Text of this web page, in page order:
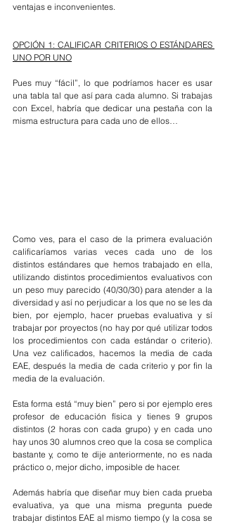
ventajas e inconvenientes.
OPCIÓN 1: CALIFICAR CRITERIOS O ESTÁNDARES
UNO POR UNO
Pues muy “fácil”, lo que podríamos hacer es usar
una tabla tal que así para cada alumno. Si trabajas
con Excel, habría que dedicar una pestaña con la
misma estructura para cada uno de ellos…
Como ves, para el caso de la primera evaluación
calificaríamos varias veces cada uno de los
distintos estándares que hemos trabajado en ella,
utilizando distintos procedimientos evaluativos con
un peso muy parecido (40/30/30) para atender a la
diversidad y así no perjudicar a los que no se les da
bien, por ejemplo, hacer pruebas evaluativa y sí
trabajar por proyectos (no hay por qué utilizar todos
los procedimientos con cada estándar o criterio).
Una vez calificados, hacemos la media de cada
EAE, después la media de cada criterio y por fin la
media de la evaluación.
Esta forma está “muy bien” pero si por ejemplo eres
profesor de educación física y tienes 9 grupos
distintos (2 horas con cada grupo) y en cada uno
hay unos 30 alumnos creo que la cosa se complica
bastante y, como te dije anteriormente, no es nada
práctico o, mejor dicho, imposible de hacer.
Además habría que diseñar muy bien cada prueba
evaluativa, ya que una misma pregunta puede
trabajar distintos EAE al mismo tiempo (y la cosa se